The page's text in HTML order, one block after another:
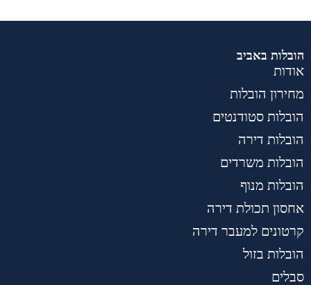
הובלות באביב
אודות
מחירון הובלות
הובלות סטודנטים
הובלות דירה
הובלות משרדים
הובלות מנוף
אחסון תכולת דירה
קרטונים למעבר דירה
הובלות בזול
סבלים